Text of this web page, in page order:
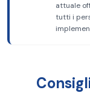
attuale
tutti i